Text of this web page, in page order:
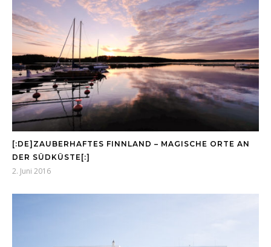
[:DE]ZAUBERHAFTES FINNLAND – MAGISCHE ORTE AN
DER SÜDKÜSTE[:]
2. Juni 2016